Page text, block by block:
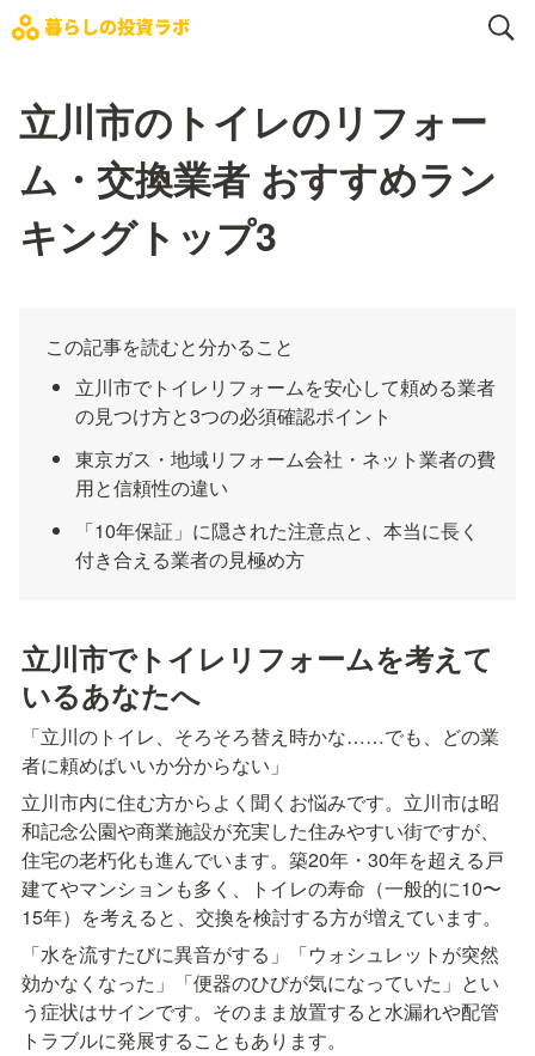
立川市のトイレのリフォー
ム・交換業者 おすすめラン
キングトップ3
この記事を読むと分かること
立川市でトイレリフォームを安心して頼める業者
の見つけ方と3つの必須確認ポイント
東京ガス・地域リフォーム会社・ネット業者の費
用と信頼性の違い
「10年保証」に隠された注意点と、本当に長く
付き合える業者の見極め方
立川市でトイレリフォームを考えて
いるあなたへ
「立川のトイレ、そろそろ替え時かな……でも、どの業
者に頼めばいいか分からない」
立川市内に住む方からよく聞くお悩みです。立川市は昭
和記念公園や商業施設が充実した住みやすい街ですが、
住宅の老朽化も進んでいます。築20年・30年を超える戸
建てやマンションも多く、トイレの寿命（一般的に10〜
15年）を考えると、交換を検討する方が増えています。
「水を流すたびに異音がする」「ウォシュレットが突然
効かなくなった」「便器のひびが気になっていた」とい
う症状はサインです。そのまま放置すると水漏れや配管
トラブルに発展することもあります。